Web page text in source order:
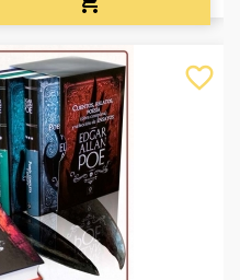
favorite_border